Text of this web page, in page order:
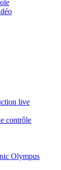
live
contrôle
Olympus